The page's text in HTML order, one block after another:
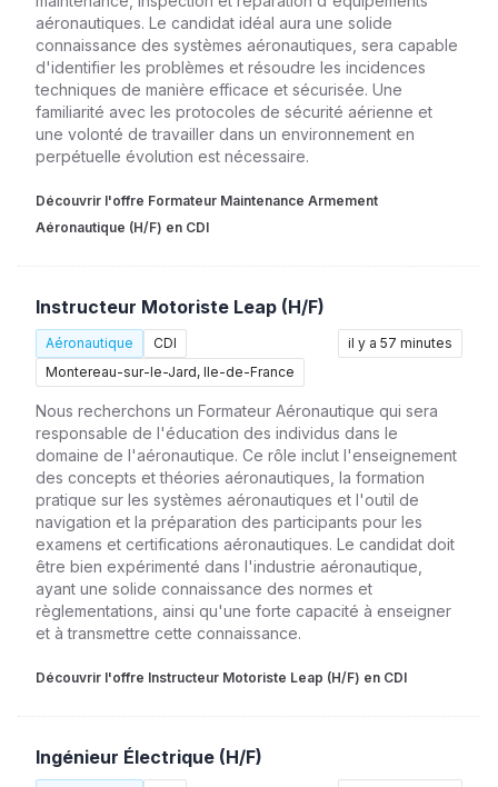
aéronautiques. Le candidat idéal aura une solide
connaissance des systèmes aéronautiques, sera capable
d'identifier les problèmes et résoudre les incidences
techniques de manière efficace et sécurisée. Une
familiarité avec les protocoles de sécurité aérienne et
une volonté de travailler dans un environnement en
perpétuelle évolution est nécessaire.
Découvrir l'offre Formateur Maintenance Armement
Aéronautique (H/F) en CDI
Instructeur Motoriste Leap (H/F)
Aéronautique
CDI
Montereau-sur-le-Jard, Ile-de-France
il y a 57 minutes
Nous recherchons un Formateur Aéronautique qui sera
responsable de l'éducation des individus dans le
domaine de l'aéronautique. Ce rôle inclut l'enseignement
des concepts et théories aéronautiques, la formation
pratique sur les systèmes aéronautiques et l'outil de
navigation et la préparation des participants pour les
examens et certifications aéronautiques. Le candidat doit
être bien expérimenté dans l'industrie aéronautique,
ayant une solide connaissance des normes et
règlementations, ainsi qu'une forte capacité à enseigner
et à transmettre cette connaissance.
Découvrir l'offre Instructeur Motoriste Leap (H/F) en CDI
Ingénieur Électrique (H/F)